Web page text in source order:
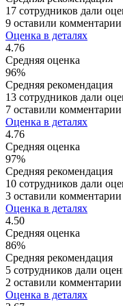
17 сотрудников дали
9 оставили комментарии
Оценка в деталях
4.76
Средняя оценка
96%
Средняя рекомендация
13 сотрудников дали
7 оставили комментарии
Оценка в деталях
4.76
Средняя оценка
97%
Средняя рекомендация
10 сотрудников дали
3 оставили комментарии
Оценка в деталях
4.50
Средняя оценка
86%
Средняя рекомендация
5 сотрудников дали
2 оставили комментарии
Оценка в деталях